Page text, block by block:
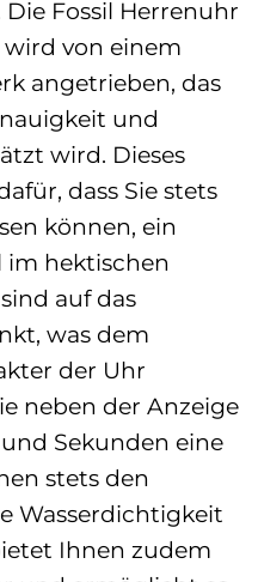
Fossil Herrenuhr
von einem
angetrieben, das
und
wird. Dieses
dass Sie stets
können, ein
im hektischen
auf das
was dem
der Uhr
neben der Anzeige
Sekunden eine
stets den
Wasserdichtigkeit
Ihnen zudem